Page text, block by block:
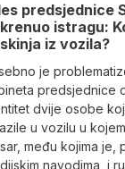
predsjednice
istragu:
iz vozila?
je
predsjednice
dvije osobe
u vozilu u
među kojima je,
navodima, i